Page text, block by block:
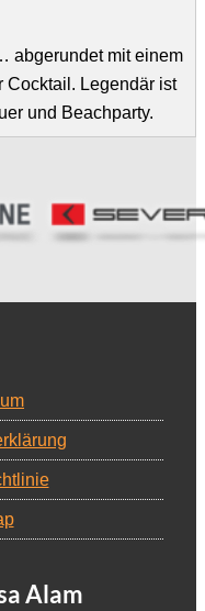
abgerundet mit einem
Cocktail. Legendär ist
und Beachparty.
Alam